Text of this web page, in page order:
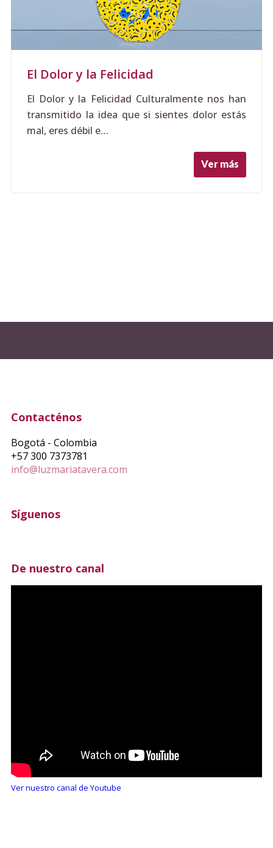
El Dolor y la Felicidad
El Dolor y la Felicidad Culturalmente nos han
transmitido la idea que si sientes dolor estás
mal, eres débil e…
Ver más
Contacténos
Bogotá - Colombia
+57 300 7373781
info@luzmariatavera.com
Síguenos
De nuestro canal
Ver nuestro canal de Youtube